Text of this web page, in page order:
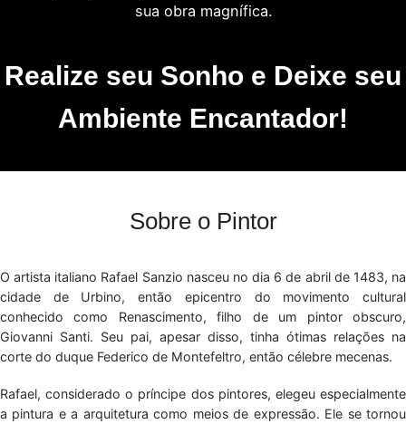
sua obra magnífica.
Realize seu Sonho e Deixe seu
Ambiente Encantador!
Sobre o Pintor
O artista italiano Rafael Sanzio nasceu no dia 6 de abril de 1483, na
cidade de Urbino, então epicentro do movimento cultural
conhecido como Renascimento, filho de um pintor obscuro,
Giovanni Santi. Seu pai, apesar disso, tinha ótimas relações na
corte do duque Federico de Montefeltro, então célebre mecenas.
Rafael, considerado o príncipe dos pintores, elegeu especialmente
a pintura e a arquitetura como meios de expressão. Ele se tornou